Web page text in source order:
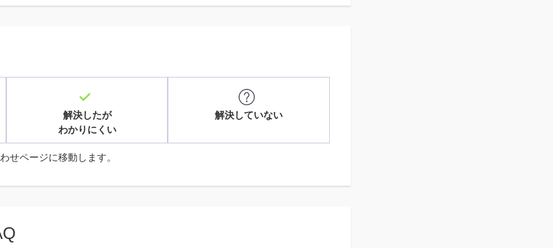
解決したが
わかりにくい
解決していない
せページに移動します。